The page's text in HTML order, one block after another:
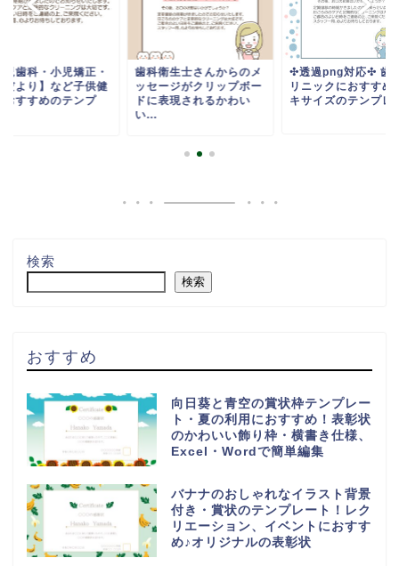
児歯科・小児矯正・
だより】など子供健
おすすめのテンプ
歯科衛生士さんからのメ
ッセージがクリップボー
ドに表現されるかわい
い...
✣透過png対応✣ 歯
リニックにおすすめ
キサイズのテンプレ
検索
検索
おすすめ
向日葵と青空の賞状枠テンプレー
ト・夏の利用におすすめ！表彰状
のかわいい飾り枠・横書き仕様、
Excel・Wordで簡単編集
バナナのおしゃれなイラスト背景
付き・賞状のテンプレート！レク
リエーション、イベントにおすす
め♪オリジナルの表彰状